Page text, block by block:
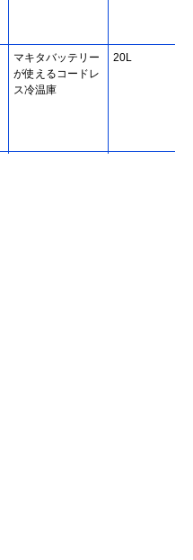
マキタバッテリー
が使えるコードレ
ス冷温庫
20L